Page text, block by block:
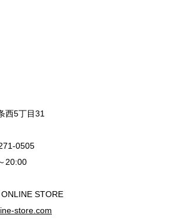
西5丁目31
0505
20:00
STORE
store.com